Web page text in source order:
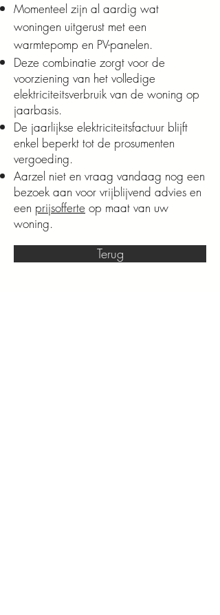
Momenteel zijn al aardig wat
woningen uitgerust met een
warmtepomp en PV-panelen.
Deze combinatie zorgt voor de
voorziening van het volledige
elektriciteitsverbruik van de woning op
jaarbasis.
De jaarlijkse elektriciteitsfactuur blijft
enkel beperkt tot de prosumenten
vergoeding.
Aarzel niet en vraag vandaag nog een
bezoek aan voor vrijblijvend advies en
een prijsofferte op maat van uw
woning.
Terug